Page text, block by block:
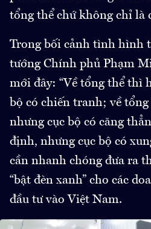
tổng thể chứ không chỉ là
Trong bối cảnh tình hình
tướng Chính phủ Phạm
mới đây: “Về tổng thể thì
bộ có chiến tranh; về
nhưng cục bộ có căng
định, nhưng cục bộ có
cần nhanh chóng đưa ra
“bật đèn xanh” cho các
đầu tư vào Việt Nam.